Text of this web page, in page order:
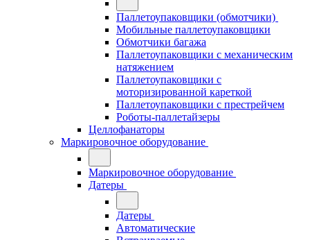
Паллетоупаковщики (обмотчики)
Мобильные паллетоупаковщики
Обмотчики багажа
Паллетоупаковщики с механическим
натяжением
Паллетоупаковщики с
моторизированной кареткой
Паллетоупаковщики с престрейчем
Роботы-паллетайзеры
Целлофанаторы
Маркировочное оборудование
Маркировочное оборудование
Датеры
Датеры
Автоматические